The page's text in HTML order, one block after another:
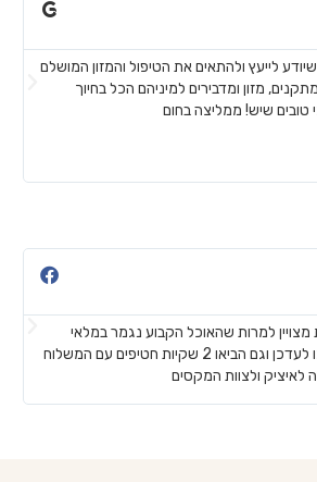
לייעץ ולהתאים את הטיפול והמזון המושלם
מזון ומדבירים למיניהם הכל בחיוך
טובים שיש! ממליצה בחום
מצויין למרות שהאוכל הקבוע נגמר במלאי
הציעו אוכל חלופי ודאגו לעדכן וגם הביאו 2 שקיות חטיפים עם המשלוח
לאיציק ולצוות המקסים